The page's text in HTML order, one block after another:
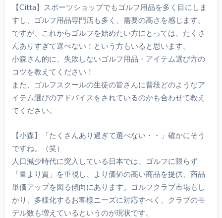
【Citta】スポーツショップでもゴルフ用品を多く目にしま
すし、ゴルフ用品専門店も多く、需要の高さを感じます。
ですが、これからゴルフを始めたい方にとっては、たくさ
んありすぎて選べない！という方もいると思います。
小森さん的に、失敗しないゴルフ用品・アイテム選び方の
コツを教えてください！
また、ゴルフスクールの生徒の皆さんに普段どのようなア
イテム選びのアドバイスをされているのかも合わせて教え
てください。
【小森】「たくさんあり過ぎて選べない・・」確かにそう
ですね。（笑）
人口減少時代に突入している日本では、ゴルフに限らず
「量より質」を重視し、より価値の高い商品を提供、商品
単価アップを図る傾向にあります。ゴルフクラブ市場もし
かり、多様化するお客様ニーズに対応すべく、クラブのモ
デル数も増えているというのが現状です。